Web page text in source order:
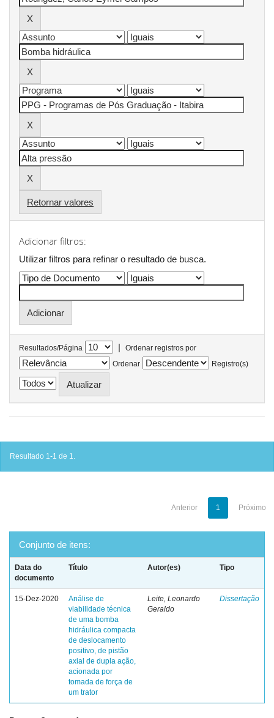
Retornar valores
Adicionar filtros:
Utilizar filtros para refinar o resultado de busca.
Resultados/Página |
Ordenar registros por
Ordenar
Registro(s)
Resultado 1-1 de 1.
Anterior 1 Próximo
Conjunto de itens:
Data do
documento
Título Autor(es) Tipo
15-Dez-2020
Análise de
viabilidade técnica
de uma bomba
hidráulica compacta
de deslocamento
positivo, de pistão
axial de dupla ação,
acionada por
tomada de força de
um trator
Leite, Leonardo
Geraldo
Dissertação